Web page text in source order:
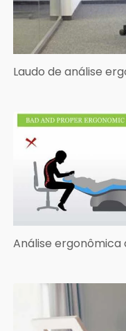
Laudo de análise
Análise ergonômica